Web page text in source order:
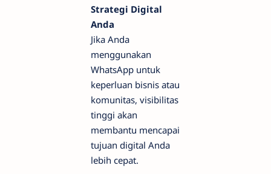
Strategi Digital
Anda
Jika Anda
menggunakan
WhatsApp untuk
keperluan bisnis atau
komunitas, visibilitas
tinggi akan
membantu mencapai
tujuan digital Anda
lebih cepat.